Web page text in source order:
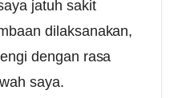
jatuh sakit
dilaksanakan,
dengan rasa
saya.